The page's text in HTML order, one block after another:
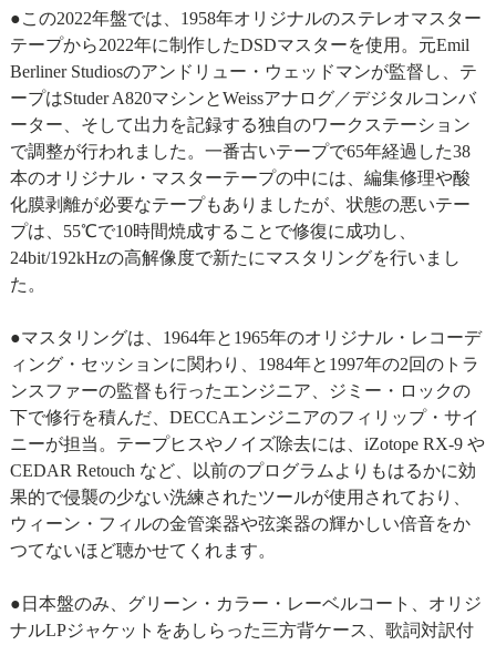
●この2022年盤では、1958年オリジナルのステレオマスター
テープから2022年に制作したDSDマスターを使用。元Emil
Berliner Studiosのアンドリュー・ウェッドマンが監督し、テ
ープはStuder A820マシンとWeissアナログ／デジタルコンバ
ーター、そして出力を記録する独自のワークステーション
で調整が行われました。一番古いテープで65年経過した38
本のオリジナル・マスターテープの中には、編集修理や酸
化膜剥離が必要なテープもありましたが、状態の悪いテー
プは、55℃で10時間焼成することで修復に成功し、
24bit/192kHzの高解像度で新たにマスタリングを行いまし
た。
●マスタリングは、1964年と1965年のオリジナル・レコーデ
ィング・セッションに関わり、1984年と1997年の2回のトラ
ンスファーの監督も行ったエンジニア、ジミー・ロックの
下で修行を積んだ、DECCAエンジニアのフィリップ・サイ
ニーが担当。テープヒスやノイズ除去には、iZotope RX-9 や
CEDAR Retouch など、以前のプログラムよりもはるかに効
果的で侵襲の少ない洗練されたツールが使用されており、
ウィーン・フィルの金管楽器や弦楽器の輝かしい倍音をか
つてないほど聴かせてくれます。
●日本盤のみ、グリーン・カラー・レーベルコート、オリジ
ナルLPジャケットをあしらった三方背ケース、歌詞対訳付